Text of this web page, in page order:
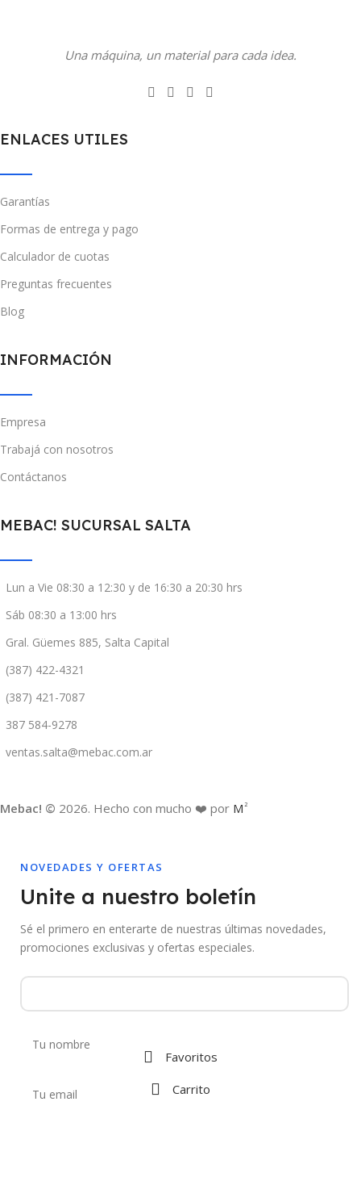
Una máquina, un material para cada idea.
ENLACES UTILES
Garantías
Formas de entrega y pago
Calculador de cuotas
Preguntas frecuentes
Blog
INFORMACIÓN
Empresa
Trabajá con nosotros
Contáctanos
MEBAC! SUCURSAL SALTA
Lun a Vie 08:30 a 12:30 y de 16:30 a 20:30 hrs
Sáb 08:30 a 13:00 hrs
Gral. Güemes 885, Salta Capital
(387) 422-4321
(387) 421-7087
387 584-9278
ventas.salta@mebac.com.ar
Mebac! © 2026. Hecho con mucho ❤️ por M 2
NOVEDADES Y OFERTAS
Unite a nuestro boletín
Sé el primero en enterarte de nuestras últimas novedades,
promociones exclusivas y ofertas especiales.
Favoritos
Carrito